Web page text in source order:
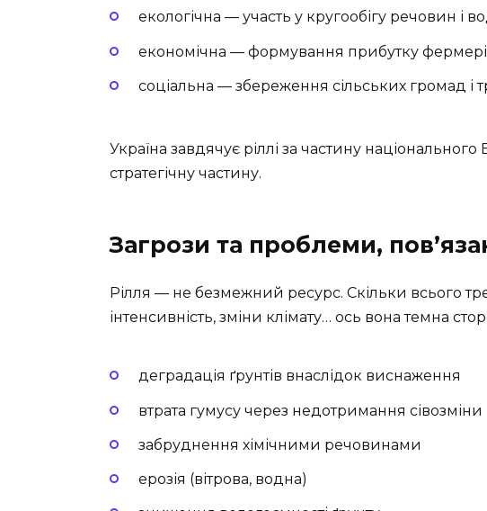
екологічна — участь у кругообігу речовин і
економічна — формування прибутку
соціальна — збереження сільських громад і
Україна завдячує ріллі за частину
стратегічну частину.
Загрози та проблеми,
Рілля — не безмежний ресурс. Скільки всього
інтенсивність, зміни клімату… ось вона темна
деградація ґрунтів внаслідок виснаження
втрата гумусу через недотримання сівозміни
забруднення хімічними речовинами
ерозія (вітрова, водна)